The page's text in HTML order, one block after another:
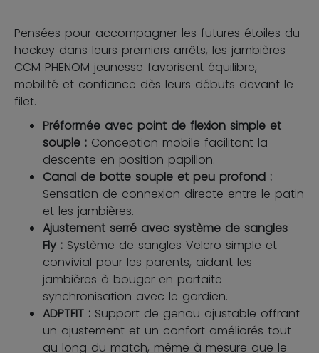
Pensées pour accompagner les futures étoiles du
hockey dans leurs premiers arrêts, les jambières
CCM PHENOM jeunesse favorisent équilibre,
mobilité et confiance dès leurs débuts devant le
filet.
Préformée avec point de flexion simple et
souple : Conception mobile facilitant la
descente en position papillon.
Canal de botte souple et peu profond :
Sensation de connexion directe entre le patin
et les jambières.
Ajustement serré avec système de sangles
Fly : Système de sangles Velcro simple et
convivial pour les parents, aidant les
jambières à bouger en parfaite
synchronisation avec le gardien.
ADPTFIT : Support de genou ajustable offrant
un ajustement et un confort améliorés tout
au long du match, même à mesure que le